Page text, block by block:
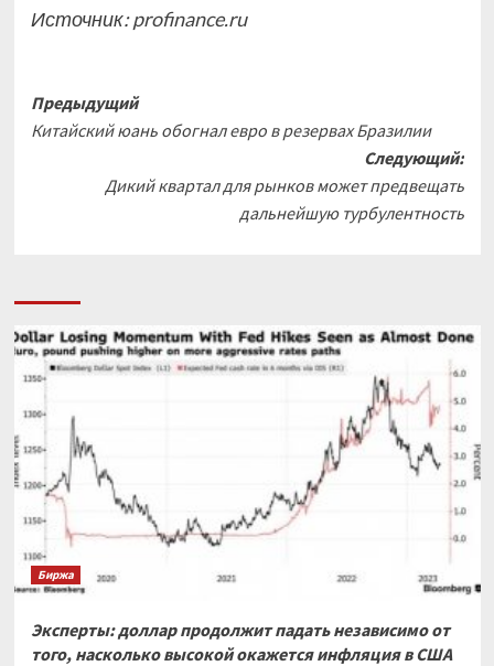
Источник:profinance.ru
Навигация
записи
Предыдущий
Китайский юань обогнал евро в резервах Бразилии
Следующий:
Дикий квартал для рынков может предвещать
дальнейшую турбулентность
Биржа
Эксперты: доллар продолжит падать независимо от
того, насколько высокой окажется инфляция в США